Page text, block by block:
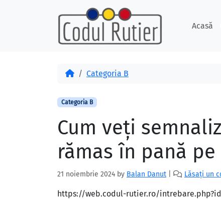
Acasă
AcasăCategoria B
Categoria B
Cum veţi
rămas în pană
21 noiembrie 2024 by Balan Danut Lăsați un
https://web.codul-rutier.ro/